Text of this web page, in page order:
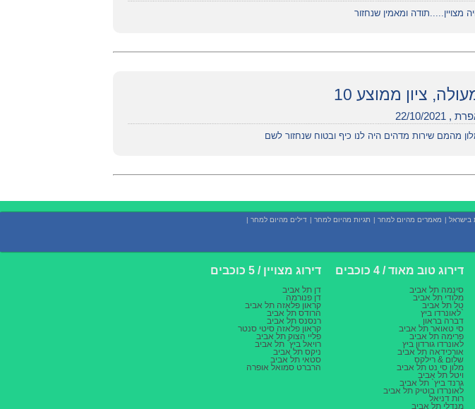
מצויין.....תודה ומאמין שנחזור
ציון ממוצע 10
, 22/10/2021
מהמם שירות מדהים היה לנו כיף ובטוח שנחזור לשם
בישראל | מאמרים מהיום למחר | תגיות מהיום למחר | דילים מהיום למחר |
דירוג טוב מאוד / 4 כוכבים
סינמה תל אביב
מלודי תל אביב
טל תל אביב
לאונרדו ביץ`
דברה בראון
סי טאואר תל אביב
פרימה תל אביב
לאונרדו גורדון ביץ
אורכידאה תל אביב
שלום & רילקס
מלון סי נט תל אביב
ויטל תל אביב
גרנד ביץ` תל אביב
לאונרדו בוטיק תל אביב
רות דניאל
מנדלי תל אביב
דירוג מצויין / 5 כוכבים
דן תל אביב
דן פנורמה
קראון פלאזה תל אביב
הרודס תל אביב
רנסנס תל אביב
קראון פלאזה סיטי סנטר
פליי הצוק תל אביב
רויאל ביץ` תל אביב
ניקס תל אביב
סטאי תל אביב
הרברט סמואל אופרה